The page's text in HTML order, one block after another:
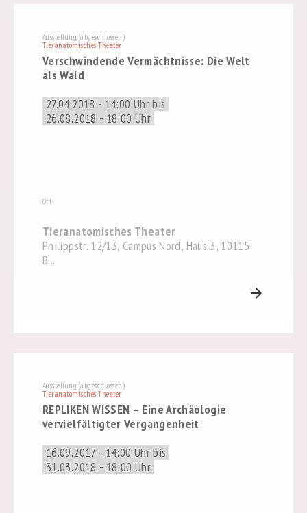
Ausstellung (abgeschlossen)
Tieranatomisches Theater
Verschwindende Vermächtnisse: Die Welt
als Wald
27.04.2018 - 14:00 Uhr bis
26.08.2018 - 18:00 Uhr
Ort
Tieranatomisches Theater
Philippstr. 12/13, Campus Nord, Haus 3, 10115
B...
arrow_forward
Ausstellung (abgeschlossen)
Tieranatomisches Theater
REPLIKEN WISSEN – Eine Archäologie
vervielfältigter Vergangenheit
16.09.2017 - 14:00 Uhr bis
31.03.2018 - 18:00 Uhr